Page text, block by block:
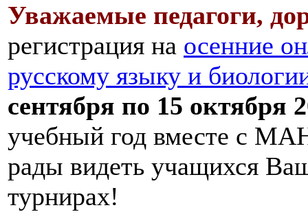
Уважаемые педагоги,
регистрация на осенние
русскому языку и
сентября по 15 октября
учебный год вместе с
рады видеть учащихся
турнирах!